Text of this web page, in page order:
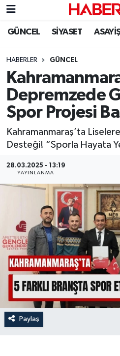
GÜNCEL SİYASET
HABERLER GÜNCEL
Depremzede
Spor Projesi
Kahramanmaraş’ta
Desteği! “Sporla Hayata
28.03.2025 - 13:19
YAYINLANMA
Paylaş
GÜNCEL
SİYASET
SPOR
YAŞAM
TEKNOLOJİ
SAĞLIK
EĞİTİM
İLÇE HABERLERİ
KÜLTÜR-SANAT
KSÜ
DÜNYA
Nöbetçi Eczaneler
Hava Durumu
Kahramanmaraş
Trafik Durumu
Süper Lig Puan Durumu
Tüm Manşetler
Son Dakika Haberleri
Haber Arşivi